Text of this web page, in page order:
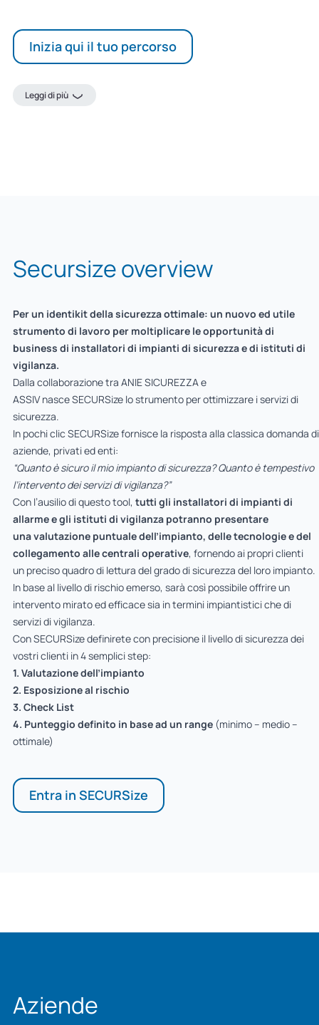
Inizia qui il tuo percorso
Leggi di più
Secursize overview
Per un identikit della sicurezza ottimale: un nuovo ed utile
strumento di lavoro per moltiplicare le opportunità di
business di installatori di impianti di sicurezza e di istituti di
vigilanza.
Dalla collaborazione tra ANIE SICUREZZA e
ASSIV nasce SECURSize lo strumento per ottimizzare i servizi di
sicurezza.
In pochi clic SECURSize fornisce la risposta alla classica domanda di
aziende, privati ed enti:
“Quanto è sicuro il mio impianto di sicurezza? Quanto è tempestivo
l’intervento dei servizi di vigilanza?”
Con l’ausilio di questo tool, tutti gli installatori di impianti di
allarme e gli istituti di vigilanza potranno presentare
una valutazione puntuale dell’impianto, delle tecnologie e del
collegamento alle centrali operative, fornendo ai propri clienti
un preciso quadro di lettura del grado di sicurezza del loro impianto.
In base al livello di rischio emerso, sarà così possibile offrire un
intervento mirato ed efficace sia in termini impiantistici che di
servizi di vigilanza.
Con SECURSize definirete con precisione il livello di sicurezza dei
vostri clienti in 4 semplici step:
1. Valutazione dell’impianto
2. Esposizione al rischio
3. Check List
4. Punteggio definito in base ad un range(minimo – medio –
ottimale)
Entra in SECURSize
Aziende